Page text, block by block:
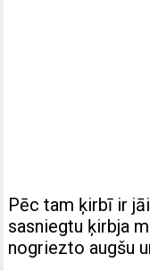
Pēc tam ķirbī ir
sasniegtu ķirbja
nogriezto augšu